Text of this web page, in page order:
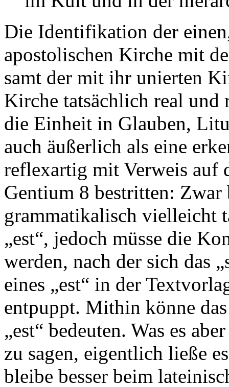
Die Identifikation der
apostolischen Kirche mit
samt der mit ihr unierten
Kirche tatsächlich real und
die Einheit in Glauben,
auch äußerlich als eine
reflexartig mit Verweis auf
Gentium 8 bestritten: Zwar
grammatikalisch vielleicht
„est“, jedoch müsse die
werden, nach der sich das
eines „est“ in der
entpuppt. Mithin könne
„est“ bedeuten. Was es
zu sagen, eigentlich ließe
bleibe besser beim